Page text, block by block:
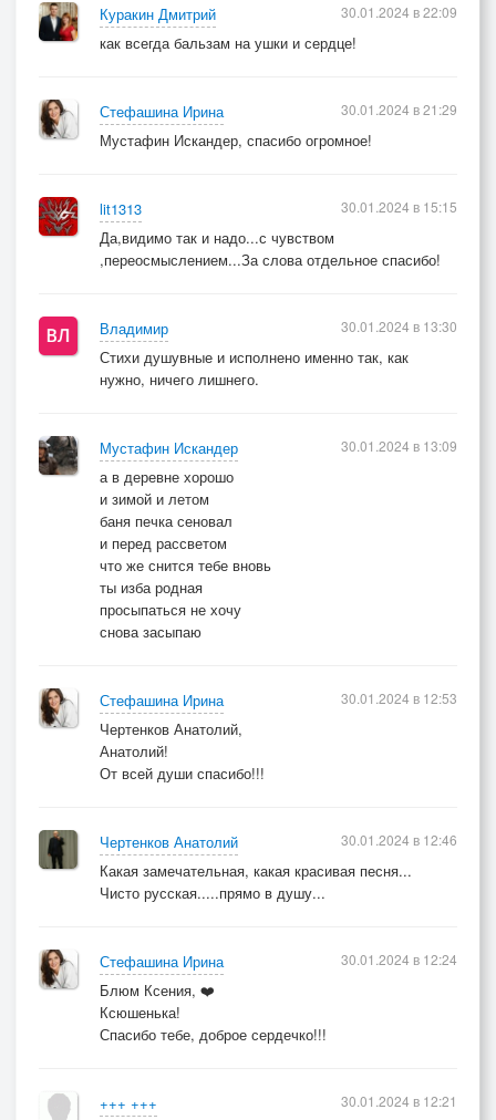
Куракин Дмитрий
как всегда бальзам на ушки и сердце!
30.01.2024 в 22:09
Стефашина Ирина
Мустафин Искандер, спасибо огромное!
30.01.2024 в 21:29
lit1313
Да,видимо так и надо...с чувством
,переосмыслением...За слова отдельное спасибо!
30.01.2024 в 15:15
Владимир
Стихи душувные и исполнено именно так, как
нужно, ничего лишнего.
30.01.2024 в 13:30
Мустафин Искандер
а в деревне хорошо
и зимой и летом
баня печка сеновал
и перед рассветом
что же снится тебе вновь
ты изба родная
просыпаться не хочу
снова засыпаю
30.01.2024 в 13:09
Стефашина Ирина
Чертенков Анатолий,
Анатолий!
От всей души спасибо!!!
30.01.2024 в 12:53
Чертенков Анатолий
Какая замечательная, какая красивая песня...
Чисто русская.....прямо в душу...
30.01.2024 в 12:46
Стефашина Ирина
Блюм Ксения, ❤️
Ксюшенька!
Спасибо тебе, доброе сердечко!!!
30.01.2024 в 12:24
+++ +++
30.01.2024 в 12:21